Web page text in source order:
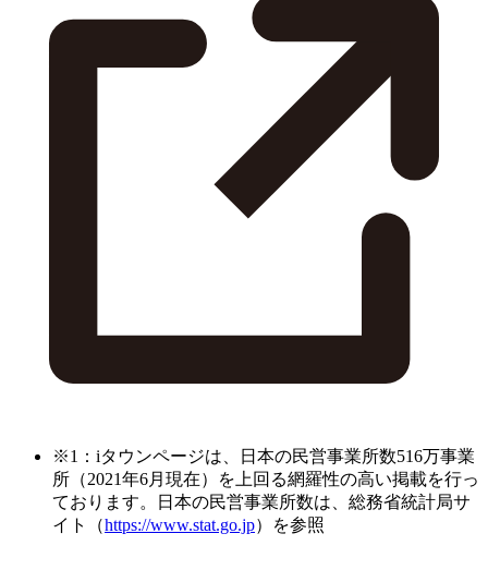
※1：iタウンページは、日本の民営事業所数516万事業
所（2021年6月現在）を上回る網羅性の高い掲載を行っ
ております。日本の民営事業所数は、総務省統計局サ
イト（https://www.stat.go.jp）を参照